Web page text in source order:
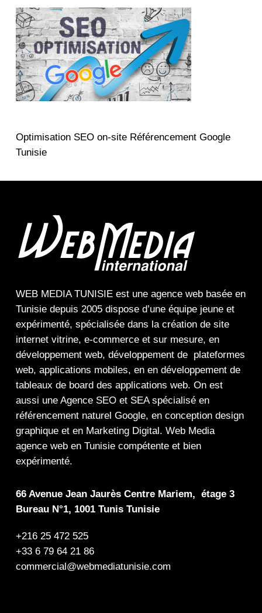
Optimisation SEO on-site Référencement Google
Tunisie
WEB MEDIA TUNISIEest une agence webbasée en
Tunisie depuis 2005 dispose d’une équipe jeune et
expérimenté, spécialisée dans la création de site
internet vitrine, e-commerceet sur mesure, en
développement web, développement de plateformes
web, applications mobiles, en en développement de
tableaux de board des applications web. On est
aussi une Agence SEOet SEAspécialisé en
référencement naturel Google, en conception design
graphiqueet en Marketing Digital . Web Media
agence web en Tunisie compétente et bien
expérimenté.
66 Avenue Jean Jaurès Centre Mariem, étage 3
Bureau N°1, 1001 Tunis Tunisie
+216 25 472 525
+33 6 79 64 21 86
commercial@webmediatunisie.com